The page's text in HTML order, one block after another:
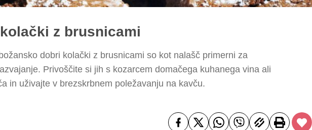
z brusnicami
dobri kolački z brusnicami so kot nalašč primerni za
Privoščite si jih s kozarcem domačega kuhanega vina ali
in uživajte v brezskrbnem poležavanju na kavču.